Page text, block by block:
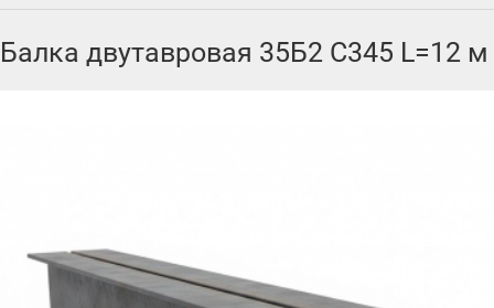
Балка двутавровая 35Б2 С345 L=12 м